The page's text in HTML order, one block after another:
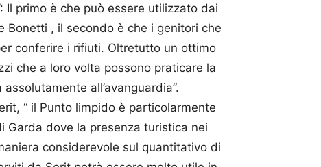
primo è che può essere utilizzato dai
Bonetti , il secondo è che i genitori che
conferire i rifiuti. Oltretutto un ottimo
che a loro volta possono praticare la
all’avanguardia”.
“ il Punto limpido è particolarmente
Garda dove la presenza turistica nei
considerevole sul quantitativo di